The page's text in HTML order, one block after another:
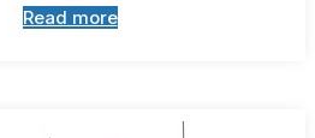
Read more